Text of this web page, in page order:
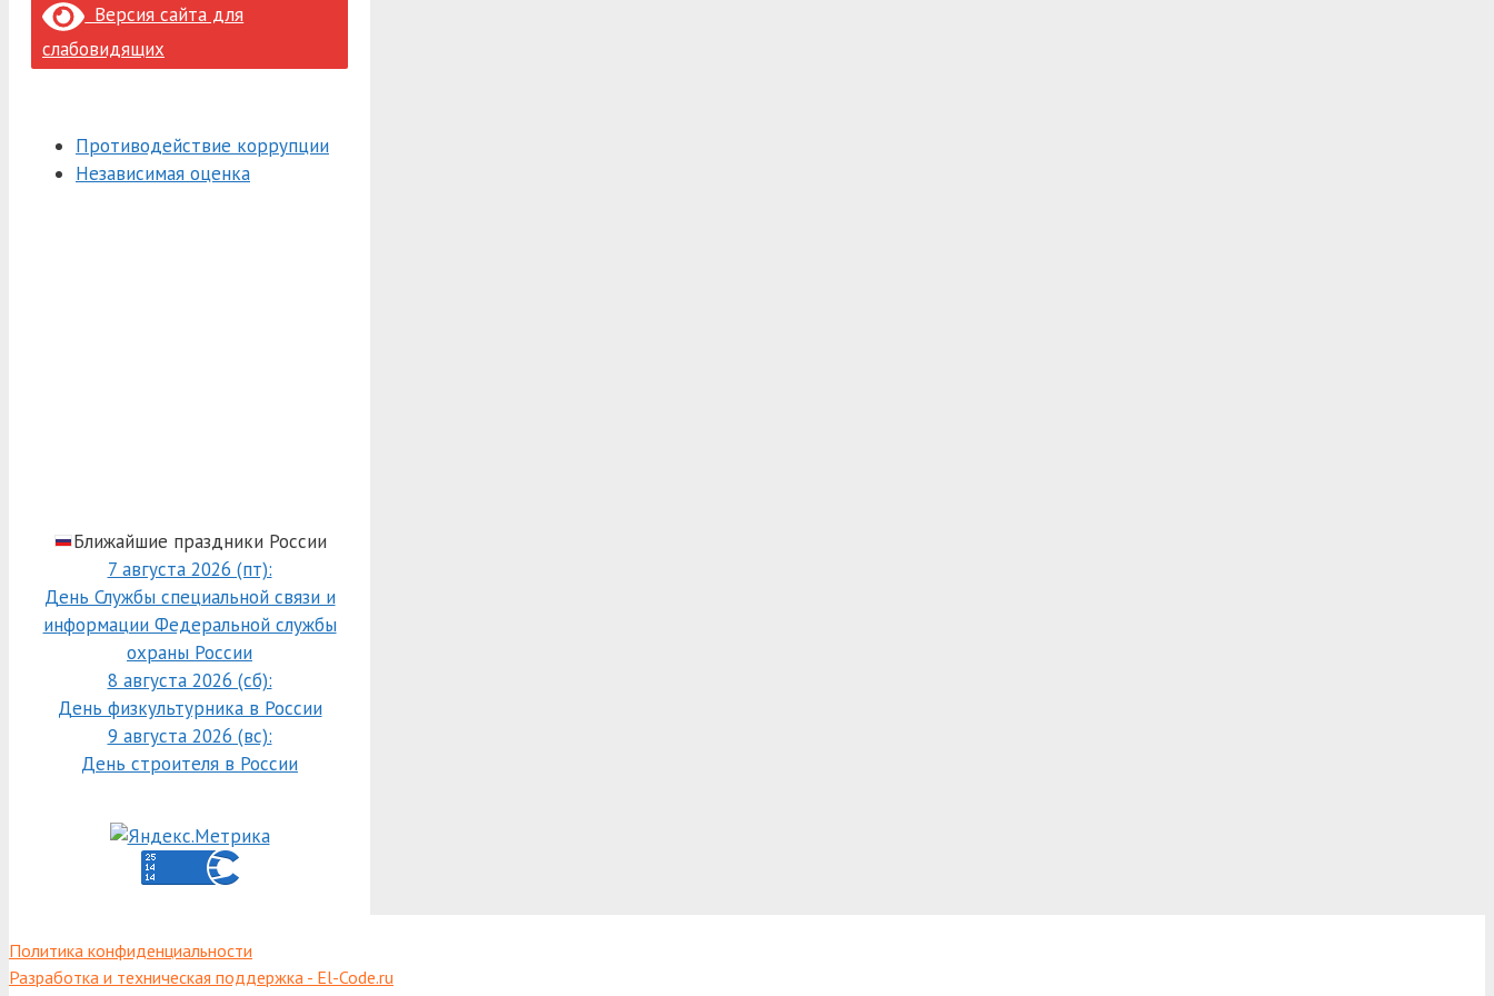
Версия сайта для
слабовидящих
Противодействие коррупции
Независимая оценка
Ближайшие праздники России
7 августа 2026 (пт):
День Службы специальной связи и
информации Федеральной службы
охраны России
8 августа 2026 (сб):
День физкультурника в России
9 августа 2026 (вс):
День строителя в России
Политика конфиденциальности
Разработка и техническая поддержка - El-Code.ru